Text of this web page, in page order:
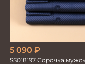
5 090 ₽
SS018197 Сорочка